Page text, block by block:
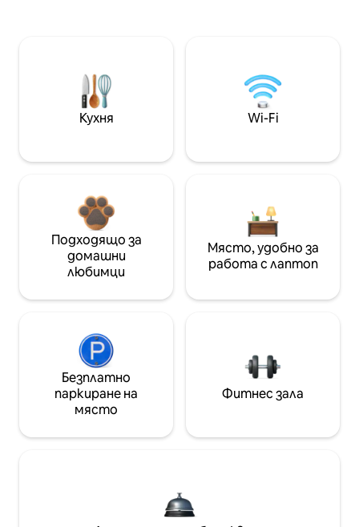
Кухня Wi-Fi
Подходящо за
домашни
любимци
Място, удобно за
работа с лаптоп
Безплатно
паркиране на
място
Фитнес зала